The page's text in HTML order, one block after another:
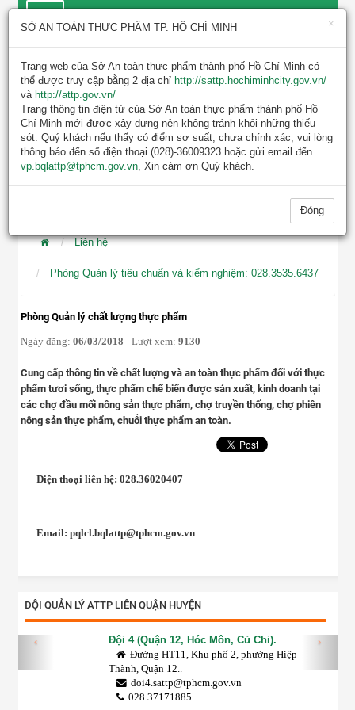
×
SỞ AN TOÀN THỰC PHẨM TP. HỒ CHÍ MINH
Trang web của Sở An toàn thực phẩm thành phố Hồ Chí Minh có
thể được truy cập bằng 2 địa chỉ http://sattp.hochiminhcity.gov.vn/
và http://attp.gov.vn/
Trang thông tin điện tử của Sở An toàn thực phẩm thành phố Hồ
Chí Minh mới được xây dựng nên không tránh khỏi những thiếu
sót. Quý khách nếu thấy có điểm sơ suất, chưa chính xác, vui lòng
thông báo đến số điện thoại (028)-36009323 hoặc gửi email đến
vp.bqlattp@tphcm.gov.vn, Xin cám ơn Quý khách.
Đóng
TIN MỚI NHẤT
KẾ HOẠCH KIỂM TRA, GIÁM SÁT AN
Liên hệ
Phòng Quản lý tiêu chuẩn và kiểm nghiệm: 028.3535.6437
Phòng Quản lý chất lượng thực phẩm
Ngày đăng: 06/03/2018 - Lượt xem: 9130
Cung cấp thông tin về chất lượng và an toàn thực phẩm đối với thực
phẩm tươi sống, thực phẩm chế biến được sản xuất, kinh doanh tại
các chợ đầu mối nông sản thực phẩm, chợ truyền thống, chợ phiên
nông sản thực phẩm, chuỗi thực phẩm an toàn.
Điện thoại liên hệ: 028.36020407
Email: pqlcl.bqlattp@tphcm.gov.vn
ĐỘI QUẢN LÝ ATTP LIÊN QUẬN HUYỆN
Đội 4 (Quận 12, Hóc Môn, Củ Chi).
Đường HT11, Khu phố 2, phường Hiệp
Thành, Quận 12..
doi4.sattp@tphcm.gov.vn
028.37171885
‹ ›